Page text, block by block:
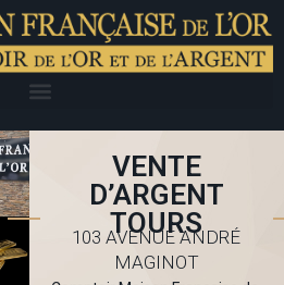
VENTE
D’ARGENT
TOURS
103 AVENUE ANDRÉ
MAGINOT